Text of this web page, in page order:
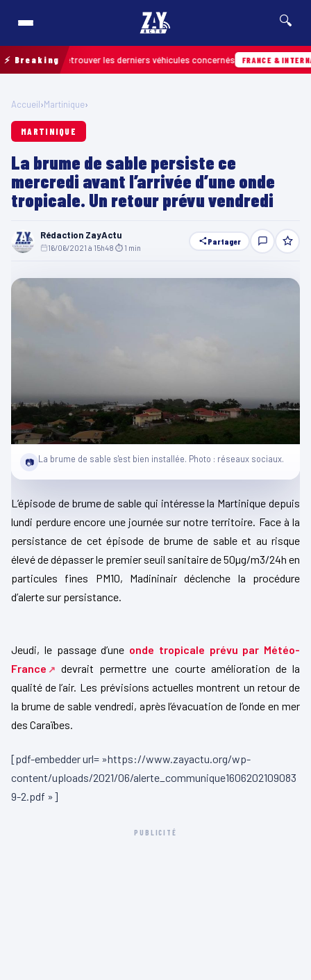
🔍
⚡ Breaking
pour retrouver les derniers véhicules concernés FRANCE &
Accueil›Martinique›
MARTINIQUE
La brume de sable persiste ce
mercredi avant l’arrivée d’une onde
tropicale. Un retour prévu vendredi
Rédaction ZayActu
16/06/2021 à 15h48 ⏱ 1 min
Partager
📷 La brume de sable s'est bien installée. Photo : réseaux sociaux.
L’épisode de brume de sable qui intéresse la Martinique depuis
lundi perdure encore une journée sur notre territoire. Face à la
persistance de cet épisode de brume de sable et au risque
élevé de dépasser le premier seuil sanitaire de 50µg/m3/24h en
particules fines PM10, Madininair déclenche la procédure
d’alerte sur persistance.
Jeudi, le passage d’une onde tropicale prévu par Météo-
France
devrait permettre une courte amélioration de la
qualité de l’air. Les prévisions actuelles montrent un retour de
la brume de sable vendredi, après l’évacuation de l’onde en mer
des Caraïbes.
[pdf-embedder url= »https://www.zayactu.org/wp-
content/uploads/2021/06/alerte_communique1606202109083
9-2.pdf »]
PUBLICITÉ